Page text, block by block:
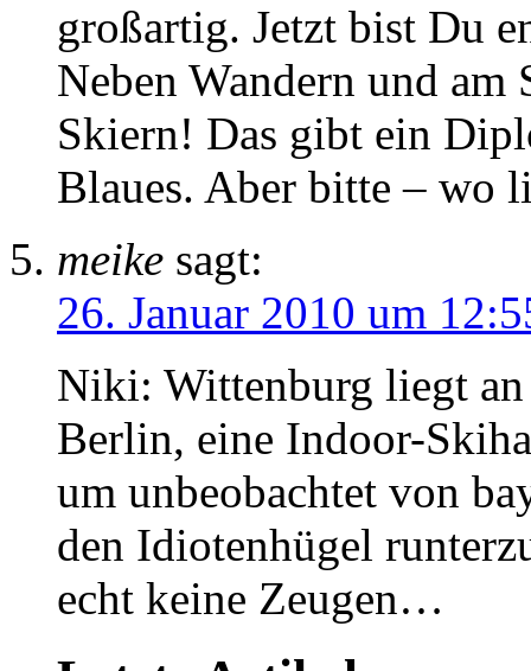
großartig. Jetzt bist Du
Neben Wandern und am
Skiern! Das gibt ein
Blaues. Aber bitte – wo
meike sagt:
26. Januar 2010 um
Niki: Wittenburg liegt
Berlin, eine Indoor-
um unbeobachtet von
den Idiotenhügel
echt keine Zeugen…